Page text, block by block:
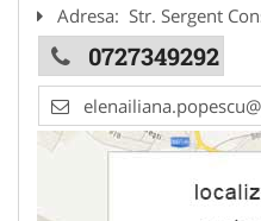
Adresa: Str. Sergent
0727349292